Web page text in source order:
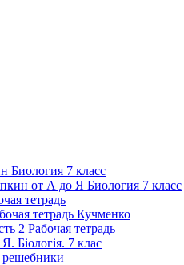
Биология 7 класс
от А до Я Биология 7 класс
тетрадь
тетрадь Кучменко
2 Рабочая тетрадь
Біологія. 7 клас
решебники